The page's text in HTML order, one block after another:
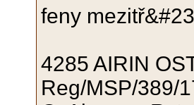
feny
4285 AIRIN
Reg/MSP/389/